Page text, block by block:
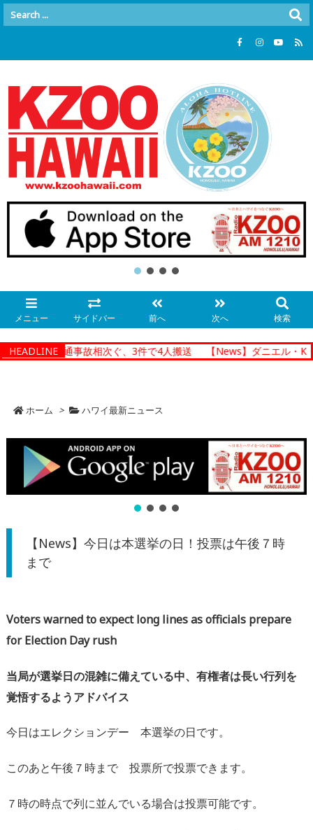
メニュー サイドバー 前へ 次へ 検索
HEADLINE
で朝の交通事故相次ぐ、3件で4人搬送 【News】ダニエル・K
ホーム > ハワイ最新ニュース
【News】今日は本選挙の日！投票は午後７時
まで
Voters warned to expect long lines as officials prepare
for Election Day rush
当局が選挙日の混雑に備えている中、有権者は長い行列を
覚悟するようアドバイス
今日はエレクションデー 本選挙の日です。
このあと午後７時まで 投票所で投票できます。
７時の時点で列に並んでいる場合は投票可能です。